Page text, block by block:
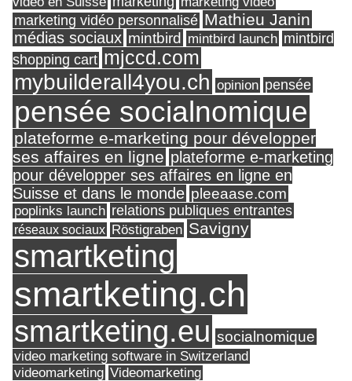
marketing vidéo personnalisé Mathieu Janin
médias sociaux mintbird mintbird launch mintbird
shopping cart mjccd.com
mybuilderall4you.ch opinion pensée
pensée socialnomique
plateforme e-marketing pour développer
ses affaires en ligne plateforme e-marketing
pour développer ses affaires en ligne en
Suisse et dans le monde pleeaase.com
poplinks launch relations publiques entrantes
réseaux sociaux Röstigraben Savigny
smartketing
smartketing.ch
smartketing.eu socialnomique
video marketing software in Switzerland
videomarketing Videomarketing